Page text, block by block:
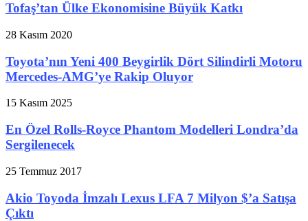
Tofaş’tan Ülke Ekonomisine Büyük Katkı
28 Kasım 2020
Toyota’nın Yeni 400 Beygirlik Dört Silindirli Motoru
Mercedes-AMG’ye Rakip Oluyor
15 Kasım 2025
En Özel Rolls-Royce Phantom Modelleri Londra’da
Sergilenecek
25 Temmuz 2017
Akio Toyoda İmzalı Lexus LFA 7 Milyon $’a Satışa
Çıktı